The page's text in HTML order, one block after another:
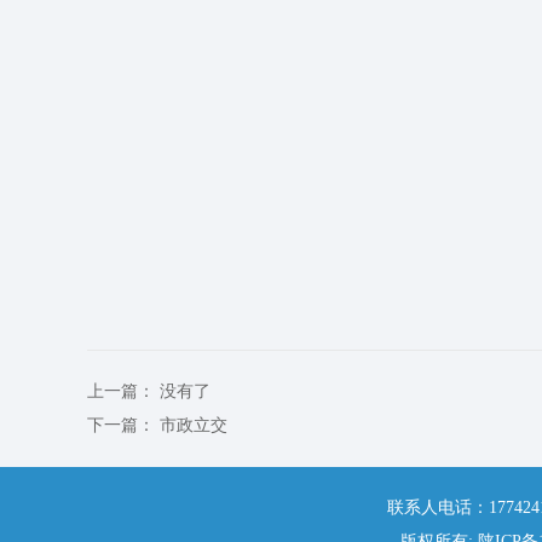
上一篇：
没有了
下一篇：
市政立交
联系人电话：